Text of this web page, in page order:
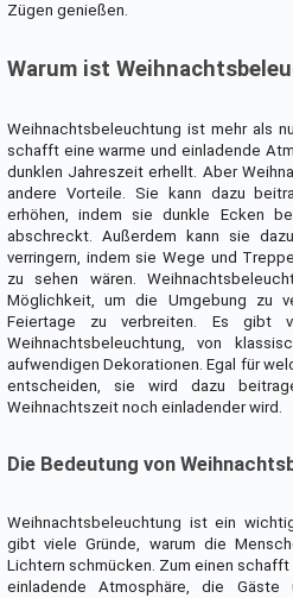
Zügen genießen.
Warum ist
Weihnachtsbeleuchtung ist mehr als
schafft eine warme und einladende
dunklen Jahreszeit erhellt. Aber
andere Vorteile. Sie kann dazu
erhöhen, indem sie dunkle Ecken
abschreckt. Außerdem kann sie
verringern, indem sie Wege und
zu sehen wären.
Möglichkeit, um die Umgebung zu
Feiertage zu verbreiten. Es gibt
Weihnachtsbeleuchtung, von
aufwendigen Dekorationen. Egal für
entscheiden, sie wird dazu
Weihnachtszeit noch einladender wird.
Die Bedeutung von
Weihnachtsbeleuchtung ist ein
gibt viele Gründe, warum die
Lichtern schmücken. Zum einen
einladende Atmosphäre, die Gäste